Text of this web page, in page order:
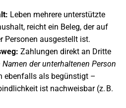
Leben mehrere unterstützte
reicht ein Beleg, der auf
Personen ausgestellt ist.
Zahlungen direkt an Dritte
Namen der unterhaltenen Person
ebenfalls als begünstigt –
ist nachweisbar (z. B.